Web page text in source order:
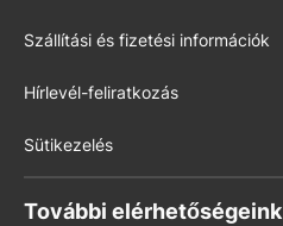
Szállítási és fizetési információk
Hírlevél-feliratkozás
Sütikezelés
További elérhetőségeink